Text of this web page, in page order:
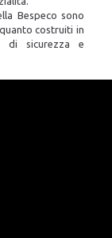
Bespeco sono
quantocostruiti in
di sicurezza e